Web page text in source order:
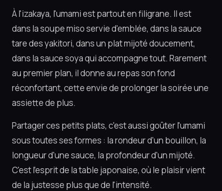
À l'izakaya, l'umami est partout en filigrane. Il est
dans la soupe miso servie d'emblée, dans la sauce
tare des yakitori, dans un plat mijoté doucement,
dans la sauce soya qui accompagne tout. Rarement
au premier plan, il donne au repas son fond
réconfortant, cette envie de prolonger la soirée une
assiette de plus.
Partager ces petits plats, c'est aussi goûter l'umami
sous toutes ses formes : la rondeur d'un bouillon, la
longueur d'une sauce, la profondeur d'un mijoté.
C'est l'esprit de la table japonaise, où le plaisir vient
de la justesse plus que de l'intensité.